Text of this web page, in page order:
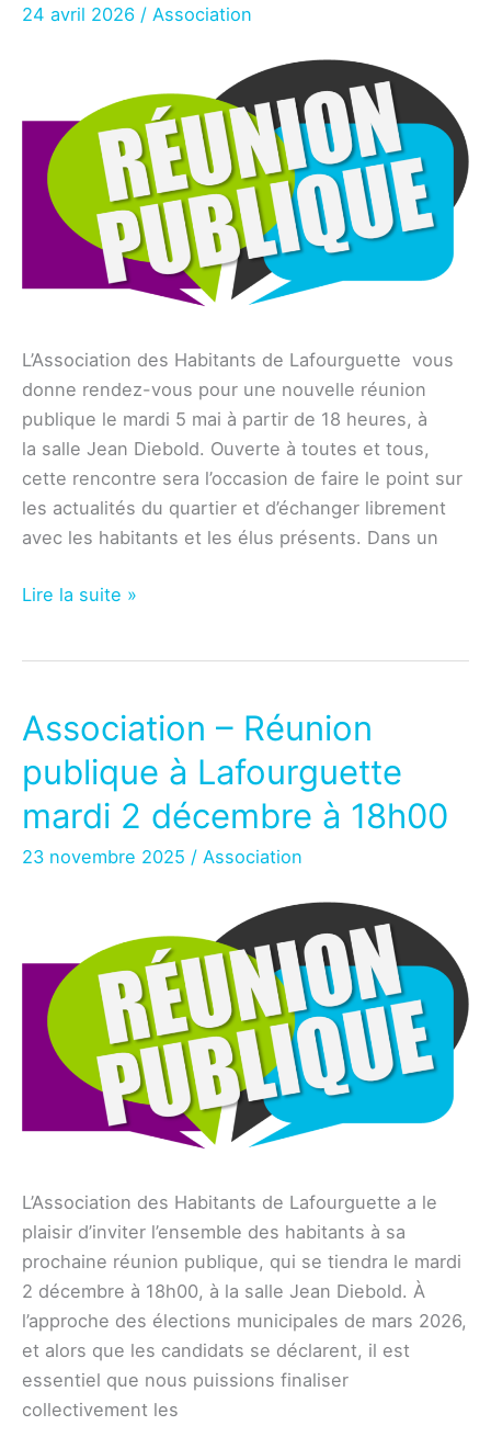
18
24 avril 2026 / Association
L’Association des Habitants de Lafourguette vous
donne rendez-vous pour une nouvelle réunion
publique le mardi 5 mai à partir de 18 heures, à
la salle Jean Diebold. Ouverte à toutes et tous,
cette rencontre sera l’occasion de faire le point sur
les actualités du quartier et d’échanger librement
avec les habitants et les élus présents. Dans un
Association
du
mardi
5
à
18
Lire la suite »
Association – Réunion
publique à Lafourguette
mardi 2 décembre à 18h00
23 novembre 2025 / Association
L’Association des Habitants de Lafourguette a le
plaisir d’inviter l’ensemble des habitants à sa
prochaine réunion publique, qui se tiendra le mardi
2 décembre à 18h00, à la salle Jean Diebold. À
l’approche des élections municipales de mars 2026,
et alors que les candidats se déclarent, il est
essentiel que nous puissions finaliser
collectivement les